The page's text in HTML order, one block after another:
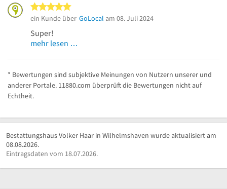
ein Kunde über GoLocal am 08. Juli 2024
Super!
mehr lesen …
* Bewertungen sind subjektive Meinungen von Nutzern unserer und
anderer Portale. 11880.com überprüft die Bewertungen nicht auf
Echtheit.
Bestattungshaus Volker Haar in Wilhelmshaven wurde aktualisiert am
08.08.2026.
Eintragsdaten vom 18.07.2026.